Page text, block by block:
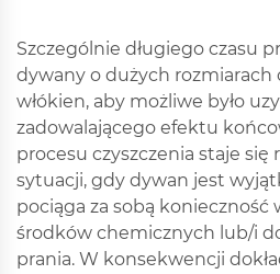
Szczególnie długiego czasu
dywany o dużych rozmiarach
włókien, aby możliwe było
zadowalającego efektu
procesu czyszczenia staje
sytuacji, gdy dywan jest
pociąga za sobą konieczność
środków chemicznych lub/i
prania. W konsekwencji